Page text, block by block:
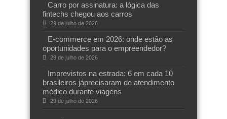
Carro por assinatura: a lógica das
fintechs chegou aos carros
29 de julho de 2026
E-commerce em 2026: onde estão as
oportunidades para o empreendedor?
29 de julho de 2026
Imprevistos na estrada: 6 em cada 10
brasileiros jáprecisaram de atendimento
médico durante viagens
29 de julho de 2026